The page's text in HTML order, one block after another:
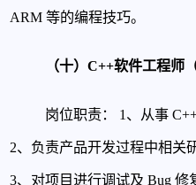
ARM 等的编程技巧。
（十）C++软件工程师
岗位职责： 1、从事
2、负责产品开发过程中相关
3、对项目进行调试及 Bug 修